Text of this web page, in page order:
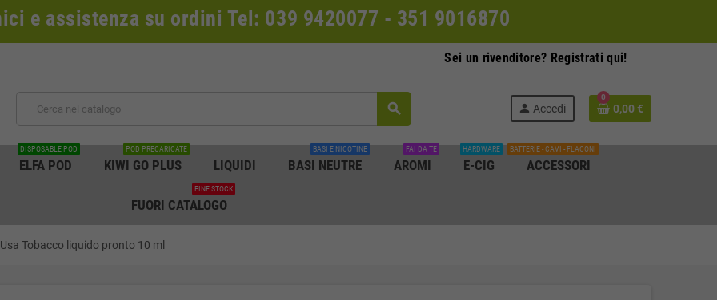
e assistenza su ordini Tel: 039 9420077 - 351 9016870
Sei un rivenditore? Registrati qui!
search person Accedi
0
0,00 €
ELFA POD
DISPOSABLE POD
KIWI GO PLUS
POD PRECARICATE
LIQUIDI BASI NEUTRE
BASI E NICOTINE
AROMI
FAI DA TE
E-CIG
HARDWARE
ACCESSORI
BATTERIE - CAVI - FLACONI
FUORI CATALOGO
FINE STOCK
Tobacco liquido pronto 10 ml